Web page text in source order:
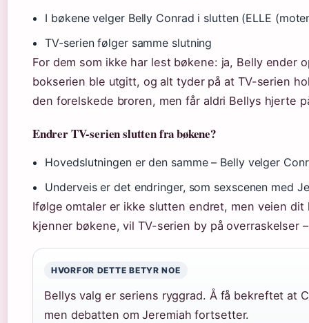
I bøkene velger Belly Conrad i slutten (ELLE
TV-serien følger samme slutning
For dem som ikke har lest bøkene: ja, Belly ender
bokserien ble utgitt, og alt tyder på at TV-serien
den forelskede broren, men får aldri Bellys hjerte
Endrer TV-serien slutten fra bøkene?
Hovedslutningen er den samme – Belly velger
Underveis er det endringer, som sexscenen med
Ifølge omtaler er ikke slutten endret, men veien
kjenner bøkene, vil TV-serien by på overraskelser
HVORFOR DETTE BETYR NOE
Bellys valg er seriens ryggrad. Å få bekreftet at
men debatten om Jeremiah fortsetter.